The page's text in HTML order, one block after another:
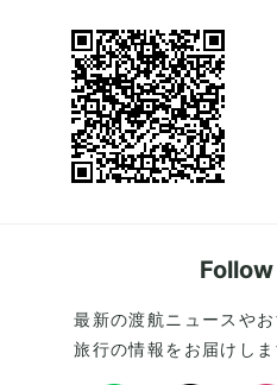
最新の渡航ニュースや
旅行の情報をお届けし